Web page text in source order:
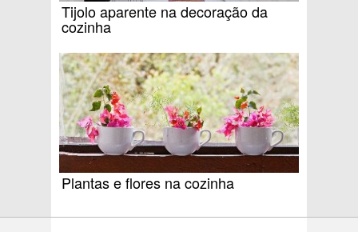
Tijolo aparente na decoração da
cozinha
Plantas e flores na cozinha